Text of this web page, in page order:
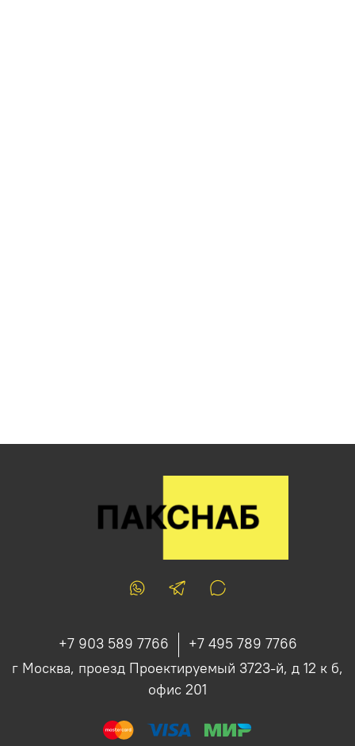
+7 903 589 7766
+7 495 789 7766
г Москва, проезд Проектируемый 3723-й, д 12 к б,
офис 201